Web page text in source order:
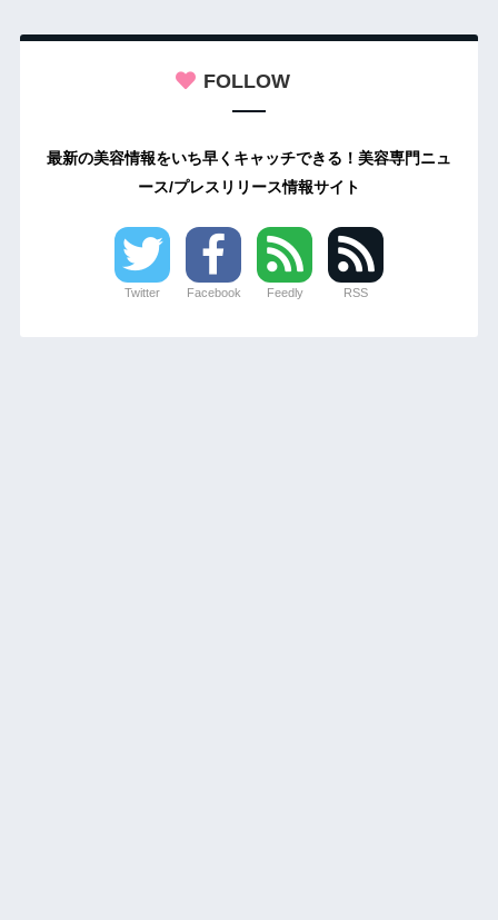
FOLLOW
最新の美容情報をいち早くキャッチできる！美容専門ニュ
ース/プレスリリース情報サイト
Twitter Facebook Feedly RSS